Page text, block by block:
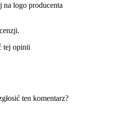
na logo producenta
tej opinii
ten komentarz?